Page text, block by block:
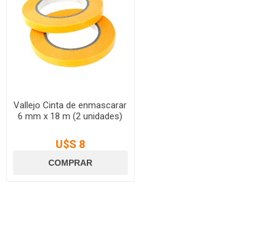
Vallejo Cinta de enmascarar
6 mm x 18 m (2 unidades)
U$S 8